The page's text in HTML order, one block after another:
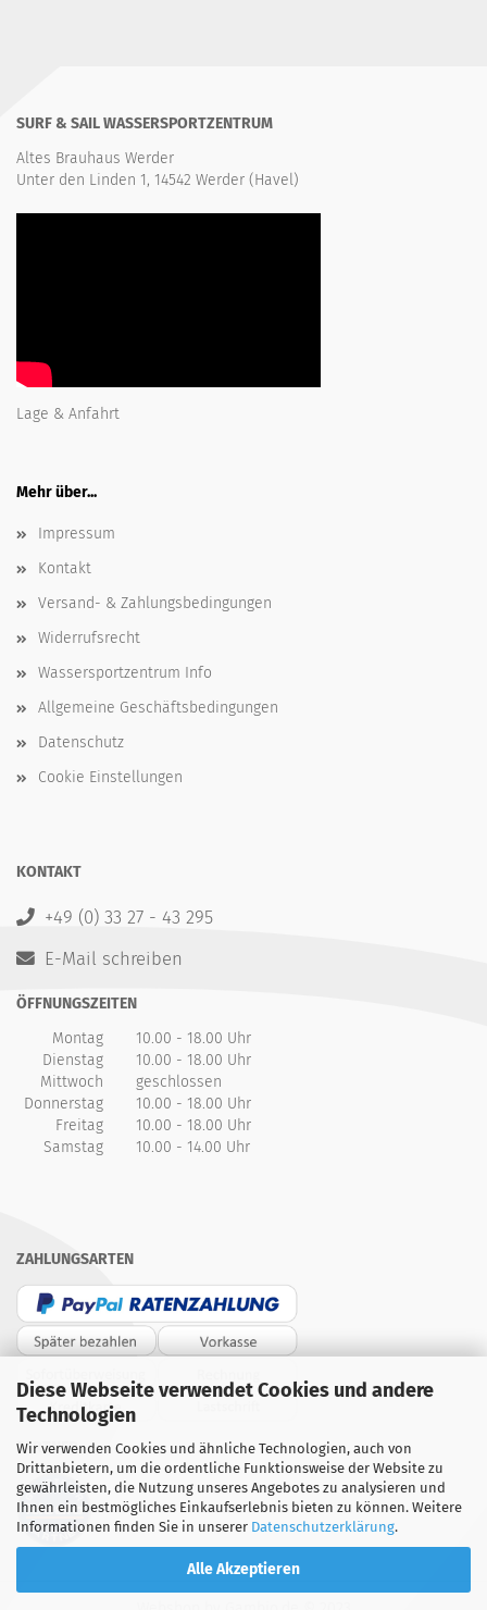
Diese Webseite verwendet Cookies und andere
Technologien
Wir verwenden Cookies und ähnliche Technologien, auch von
Drittanbietern, um die ordentliche Funktionsweise der Website zu
gewährleisten, die Nutzung unseres Angebotes zu analysieren und
Ihnen ein bestmögliches Einkaufserlebnis bieten zu können. Weitere
Informationen finden Sie in unserer Datenschutzerklärung.
Alle Akzeptieren
SURF & SAIL WASSERSPORTZENTRUM
Altes Brauhaus Werder
Unter den Linden 1, 14542 Werder (Havel)
Lage & Anfahrt
Mehr über...
Impressum
Kontakt
Versand- & Zahlungsbedingungen
Widerrufsrecht
Wassersportzentrum Info
Allgemeine Geschäftsbedingungen
Datenschutz
Cookie Einstellungen
KONTAKT
+49 (0) 33 27 - 43 295
E-Mail schreiben
ÖFFNUNGSZEITEN
Montag
10.00 - 18.00 Uhr
Dienstag
10.00 - 18.00 Uhr
Mittwoch
geschlossen
Donnerstag
10.00 - 18.00 Uhr
Freitag
10.00 - 18.00 Uhr
Samstag
10.00 - 14.00 Uhr
ZAHLUNGSARTEN
PARTNER